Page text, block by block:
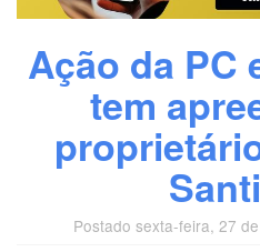
Ação da PC
tem
Postado sexta-feira, 27